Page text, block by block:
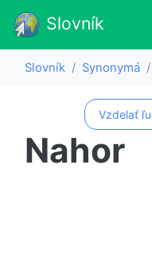
Slovník
Slovník Synonymá
Vzdelať
Nahor